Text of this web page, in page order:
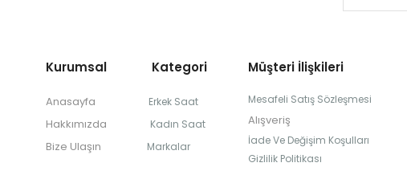
Kurumsal Kategori
Anasayfa Erkek Saat
Hakkımızda Kadın Saat
Bize Ulaşın Markalar
Müşteri İlişkileri
Mesafeli Satış Sözleşmesi
Alışveriş
İade Ve Değişim Koşulları
Gizlilik Politikası